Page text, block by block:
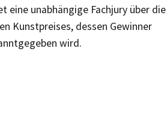
eine unabhängige Fachjury über die
Kunstpreises, dessen Gewinner
wird.